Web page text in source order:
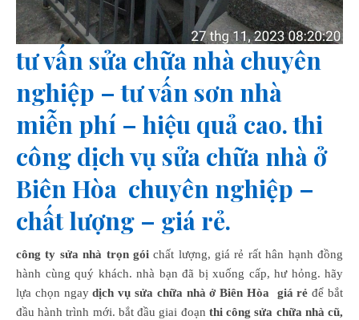
tư vấn sửa chữa nhà chuyên
nghiệp – tư vấn sơn nhà
miễn phí – hiệu quả cao. thi
công dịch vụ sửa chữa nhà ở
Biên Hòa chuyên nghiệp –
chất lượng – giá rẻ.
công ty sửa nhà trọn góichất lượng, giá rẻ rất hân hạnh đồng
hành cùng quý khách. nhà bạn đã bị xuống cấp, hư hỏng. hãy
lựa chọn ngaydịch vụ sửa chữa nhà ở Biên Hòa giá rẻ để bắt
đầu hành trình mới. bắt đầu giai đoạn thi công sửa chữa nhà cũ,